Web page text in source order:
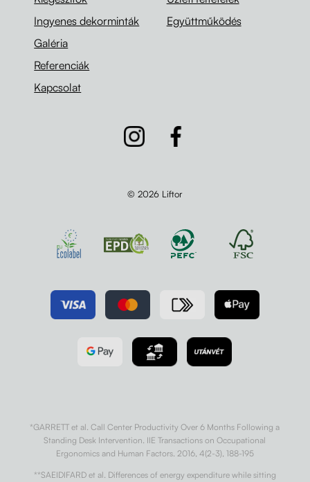
Ingyenes dekorminták
Galéria
Referenciák
Kapcsolat
Együttműködés
© 2026 Liftor
*GARRETT et al. Call Center Productivity Over 6 Months Following a
Standing Desk Intervention. IIE Transactions on Occupational
Ergonomics and Human Factors. 2016, 4(2-3), 188-195
**SAEIDIFARD et al. Differences of energy expenditure while sitting